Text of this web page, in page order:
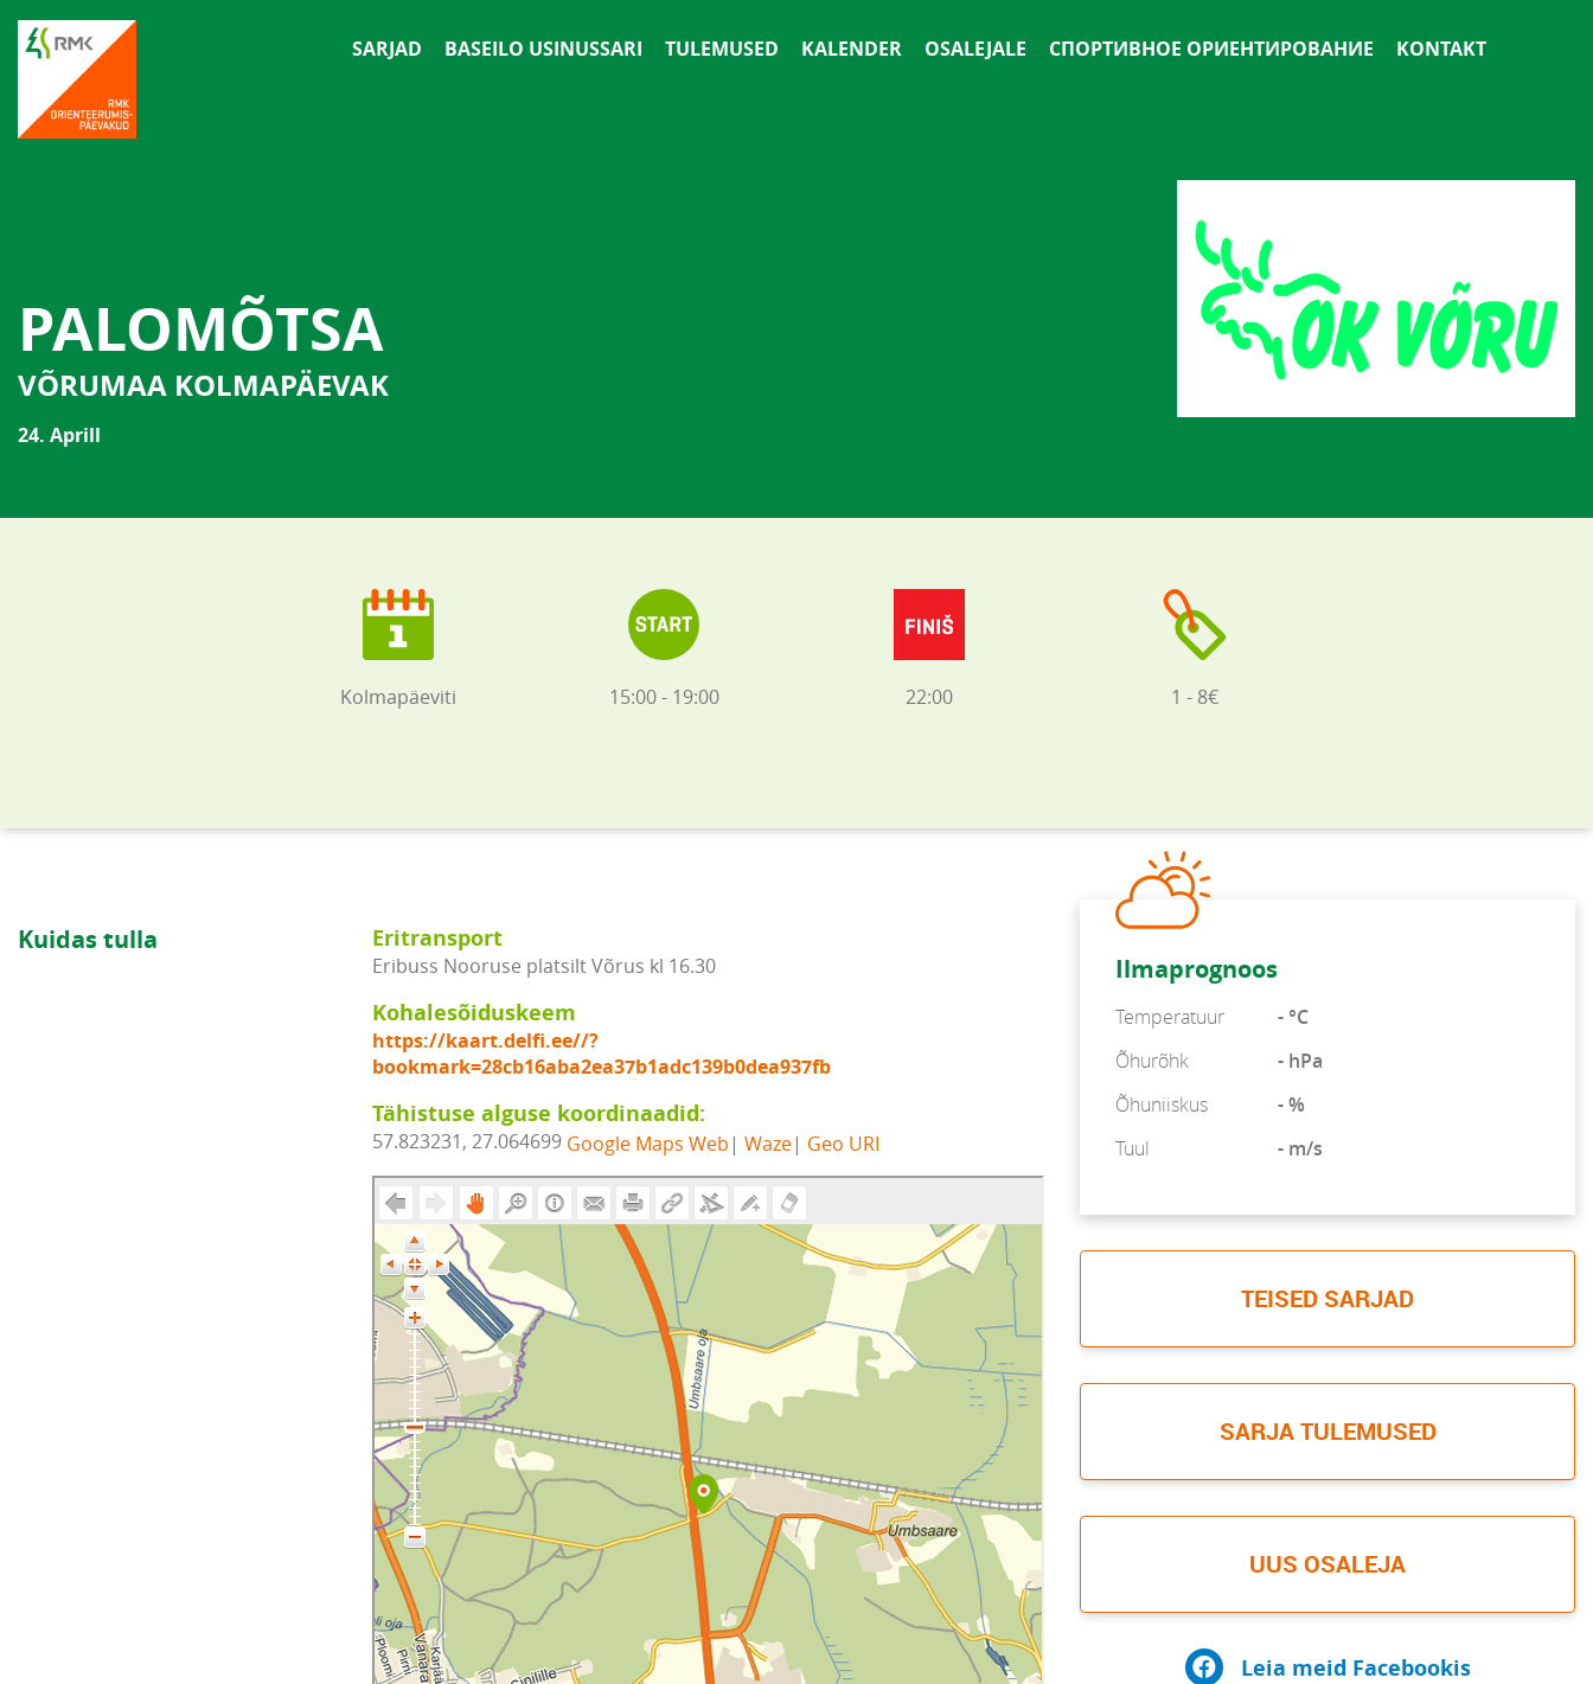
SARJAD BASEILO USINUSSARI TULEMUSED KALENDER OSALEJALE СПОРТИВНОЕ ОРИЕНТИРОВАНИЕ KONTAKT
PALOMÕTSA
VÕRUMAA KOLMAPÄEVAK
24. Aprill
Kolmapäeviti 15:00 - 19:00 22:00 1 - 8€
Kuidas tulla Eritransport
Eribuss Nooruse platsilt Võrus kl 16.30
Kohalesõiduskeem
https://kaart.delfi.ee//?
bookmark=28cb16aba2ea37b1adc139b0dea937fb
Tähistuse alguse koordinaadid:
57.823231, 27.064699 Google Maps Web | Waze| Geo URI
Ilmaprognoos
Temperatuur
- °C
Õhurõhk
- hPa
Õhuniiskus
- %
Tuul
- m/s
TEISED SARJAD
SARJA TULEMUSED
UUS OSALEJA
Leia meid Facebookis